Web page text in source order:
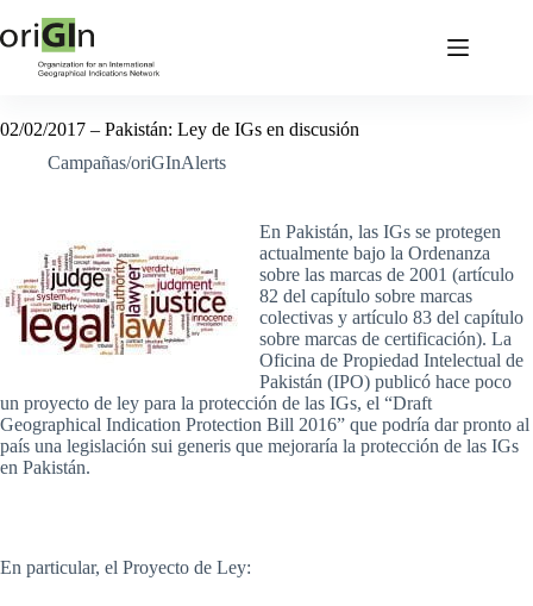
02/02/2017 – Pakistán: Ley de IGs en discusión
Campañas/oriGInAlerts
En Pakistán, las IGs se protegen
actualmente bajo la Ordenanza
sobre las marcas de 2001 (artículo
82 del capítulo sobre marcas
colectivas y artículo 83 del capítulo
sobre marcas de certificación). La
Oficina de Propiedad Intelectual de
Pakistán (IPO) publicó hace poco
un proyecto de ley para la protección de las IGs, el “Draft
Geographical Indication Protection Bill 2016” que podría dar pronto al
país una legislación sui generis que mejoraría la protección de las IGs
en Pakistán.
En particular, el Proyecto de Ley: